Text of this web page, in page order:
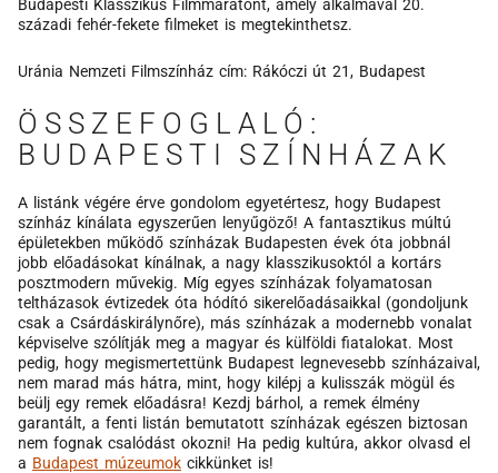
Budapesti Klasszikus Filmmaratont, amely alkalmával 20.
századi fehér-fekete filmeket is megtekinthetsz.
Uránia Nemzeti Filmszínház cím: Rákóczi út 21, Budapest
ÖSSZEFOGLALÓ:
BUDAPESTI SZÍNHÁZAK
A listánk végére érve gondolom egyetértesz, hogy Budapest
színház kínálata egyszerűen lenyűgöző! A fantasztikus múltú
épületekben működő színházak Budapesten évek óta jobbnál
jobb előadásokat kínálnak, a nagy klasszikusoktól a kortárs
posztmodern művekig. Míg egyes színházak folyamatosan
teltházasok évtizedek óta hódító sikerelőadásaikkal (gondoljunk
csak a Csárdáskirálynőre), más színházak a modernebb vonalat
képviselve szólítják meg a magyar és külföldi fiatalokat. Most
pedig, hogy megismertettünk Budapest legnevesebb színházaival,
nem marad más hátra, mint, hogy kilépj a kulisszák mögül és
beülj egy remek előadásra! Kezdj bárhol, a remek élmény
garantált, a fenti listán bemutatott színházak egészen biztosan
nem fognak csalódást okozni! Ha pedig kultúra, akkor olvasd el
a Budapest múzeumok cikkünket is!